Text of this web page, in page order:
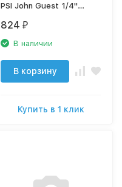
PSI John Guest 1/4"
давления для питьевых
систем
824 ₽
В наличии
В корзину
Купить в 1 клик